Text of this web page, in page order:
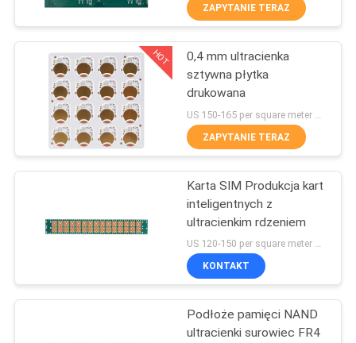
KONTROLA
JAKOŚCI
SKONTAKTUJ
NAMI
AKTUALNOŚCI
O
Podłoże z pakietu
łyków
Substrat pakietu
FCCSP
8
ZAPYTANIE TERAZ
HOT
0,4 mm ultracienka
sztywna płytka
drukowana
ZAPYTANIE TERAZ
Karta SIM Produkcja kart
inteligentnych z
ultracienkim rdzeniem
US 120-150 per square meter MOQ:1 metr kwadratowy
KONTAKT
Podłoże pamięci NAND
ultracienki surowiec FR4